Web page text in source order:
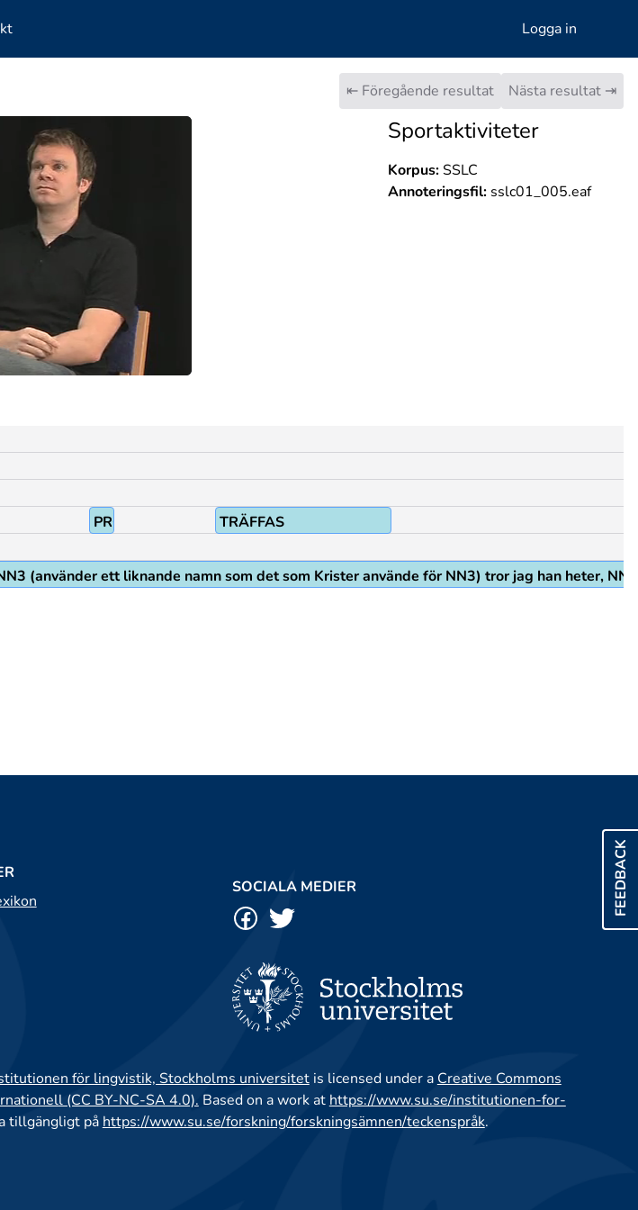
Logga in
⇤ Föregående resultat Nästa resultat ⇥
Sportaktiviteter
Korpus:SSLC
Annoteringsfil:sslc01_005.eaf
PRO1 TRÄFFAS
(använder ett liknande namn som det som Krister använde för NN3) tror jag han heter,
FEEDBACK
SOCIALA MEDIER
för lingvistik, Stockholms universitetis licensed under a Creative Commons
(CC BY-NC-SA 4.0). Based on a work at https://www.su.se/institutionen-for-
tillgängligt på https://www.su.se/forskning/forskningsämnen/teckenspråk.